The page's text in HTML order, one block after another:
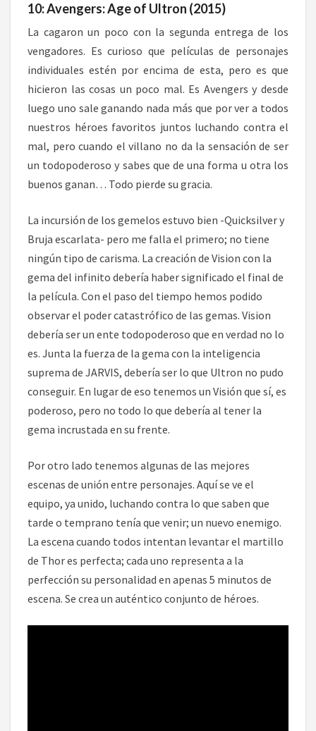
10: Avengers: Age of Ultron (2015)
La cagaron un poco con la segunda entrega de los
vengadores. Es curioso que películas de personajes
individuales estén por encima de esta, pero es que
hicieron las cosas un poco mal. Es Avengers y desde
luego uno sale ganando nada más que por ver a todos
nuestros héroes favoritos juntos luchando contra el
mal, pero cuando el villano no da la sensación de ser
un todopoderoso y sabes que de una forma u otra los
buenos ganan… Todo pierde su gracia.
La incursión de los gemelos estuvo bien -Quicksilver y
Bruja escarlata- pero me falla el primero; no tiene
ningún tipo de carisma. La creación de Vision con la
gema del infinito debería haber significado el final de
la película. Con el paso del tiempo hemos podido
observar el poder catastrófico de las gemas. Vision
debería ser un ente todopoderoso que en verdad no lo
es. Junta la fuerza de la gema con la inteligencia
suprema de JARVIS, debería ser lo que Ultron no pudo
conseguir. En lugar de eso tenemos un Visión que sí, es
poderoso, pero no todo lo que debería al tener la
gema incrustada en su frente.
Por otro lado tenemos algunas de las mejores
escenas de unión entre personajes. Aquí se ve el
equipo, ya unido, luchando contra lo que saben que
tarde o temprano tenía que venir; un nuevo enemigo.
La escena cuando todos intentan levantar el martillo
de Thor es perfecta; cada uno representa a la
perfección su personalidad en apenas 5 minutos de
escena. Se crea un auténtico conjunto de héroes.